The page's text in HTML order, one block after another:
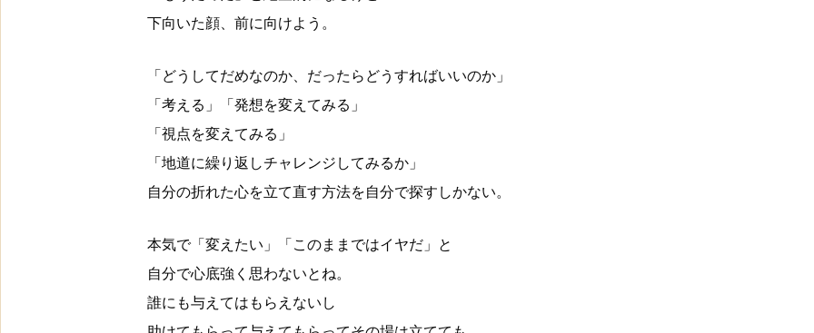
下向いた顔、前に向けよう。
「どうしてだめなのか、だったらどうすればいいのか」
「考える」「発想を変えてみる」
「視点を変えてみる」
「地道に繰り返しチャレンジしてみるか」
自分の折れた心を立て直す方法を自分で探すしかない。
本気で「変えたい」「このままではイヤだ」と
自分で心底強く思わないとね。
誰にも与えてはもらえないし